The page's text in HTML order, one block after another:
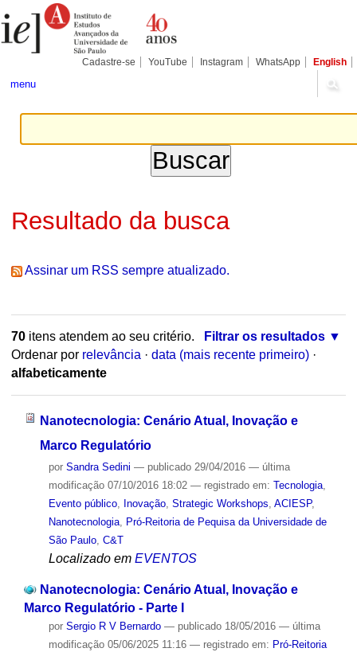
para
conteúdo.
Pessoais
Cadastre-se YouTube Instagram WhatsApp English
menu
Resultado da busca
Assinar um RSS sempre atualizado.
70itens atendem ao seu critério.
Filtrar os resultados
Ordenar por relevância · data (mais recente primeiro) ·
alfabeticamente
Nanotecnologia: Cenário Atual, Inovação e
Marco Regulatório
por Sandra Sedini — publicado29/04/2016 — última
modificação07/10/2016 18:02 — registrado em: Tecnologia,
Evento público, Inovação, Strategic Workshops ACIESP,
Nanotecnologia,
Pró-Reitoria de Pequisa da Universidade de
São Paulo, C&T
Localizado em EVENTOS
Nanotecnologia: Cenário Atual, Inovação e
Marco Regulatório - Parte I
por Sergio R V Bernardo — publicado18/05/2016 — última
modificação05/06/2025 11:16 — registrado em: Pró-Reitoria